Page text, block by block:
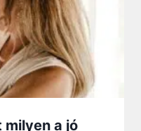
milyen a jó